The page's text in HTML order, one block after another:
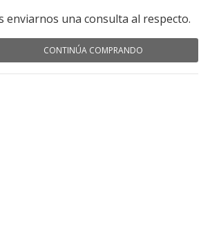
enviarnos una consulta al respecto.
CONTINÚA COMPRANDO